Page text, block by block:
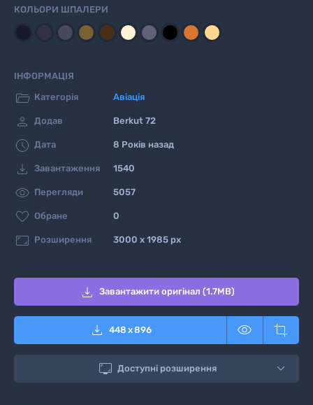
КОЛЬОРИ ШПАЛЕРИ
ІНФОРМАЦІЯ
 Категорія Авіація
 Додав Berkut 72
 Дата 8 Років назад
 Завантаження 1540
 Перегляди 5057
 Обране 0
 Розширення 3000 x 1985 px
 Завантажити оригінал (1.7MB)
 448 x896  
 Доступні розширення